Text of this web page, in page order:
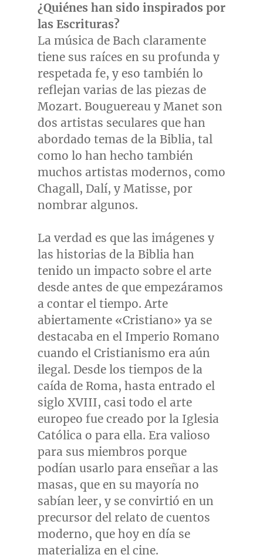
¿Quiénes han sido inspirados por
las Escrituras?
La música de Bach claramente
tiene sus raíces en su profunda y
respetada fe, y eso también lo
reflejan varias de las piezas de
Mozart. Bouguereau y Manet son
dos artistas seculares que han
abordado temas de la Biblia, tal
como lo han hecho también
muchos artistas modernos, como
Chagall, Dalí, y Matisse, por
nombrar algunos.
La verdad es que las imágenes y
las historias de la Biblia han
tenido un impacto sobre el arte
desde antes de que empezáramos
a contar el tiempo. Arte
abiertamente «Cristiano» ya se
destacaba en el Imperio Romano
cuando el Cristianismo era aún
ilegal. Desde los tiempos de la
caída de Roma, hasta entrado el
siglo XVIII, casi todo el arte
europeo fue creado por la Iglesia
Católica o para ella. Era valioso
para sus miembros porque
podían usarlo para enseñar a las
masas, que en su mayoría no
sabían leer, y se convirtió en un
precursor del relato de cuentos
moderno, que hoy en día se
materializa en el cine.